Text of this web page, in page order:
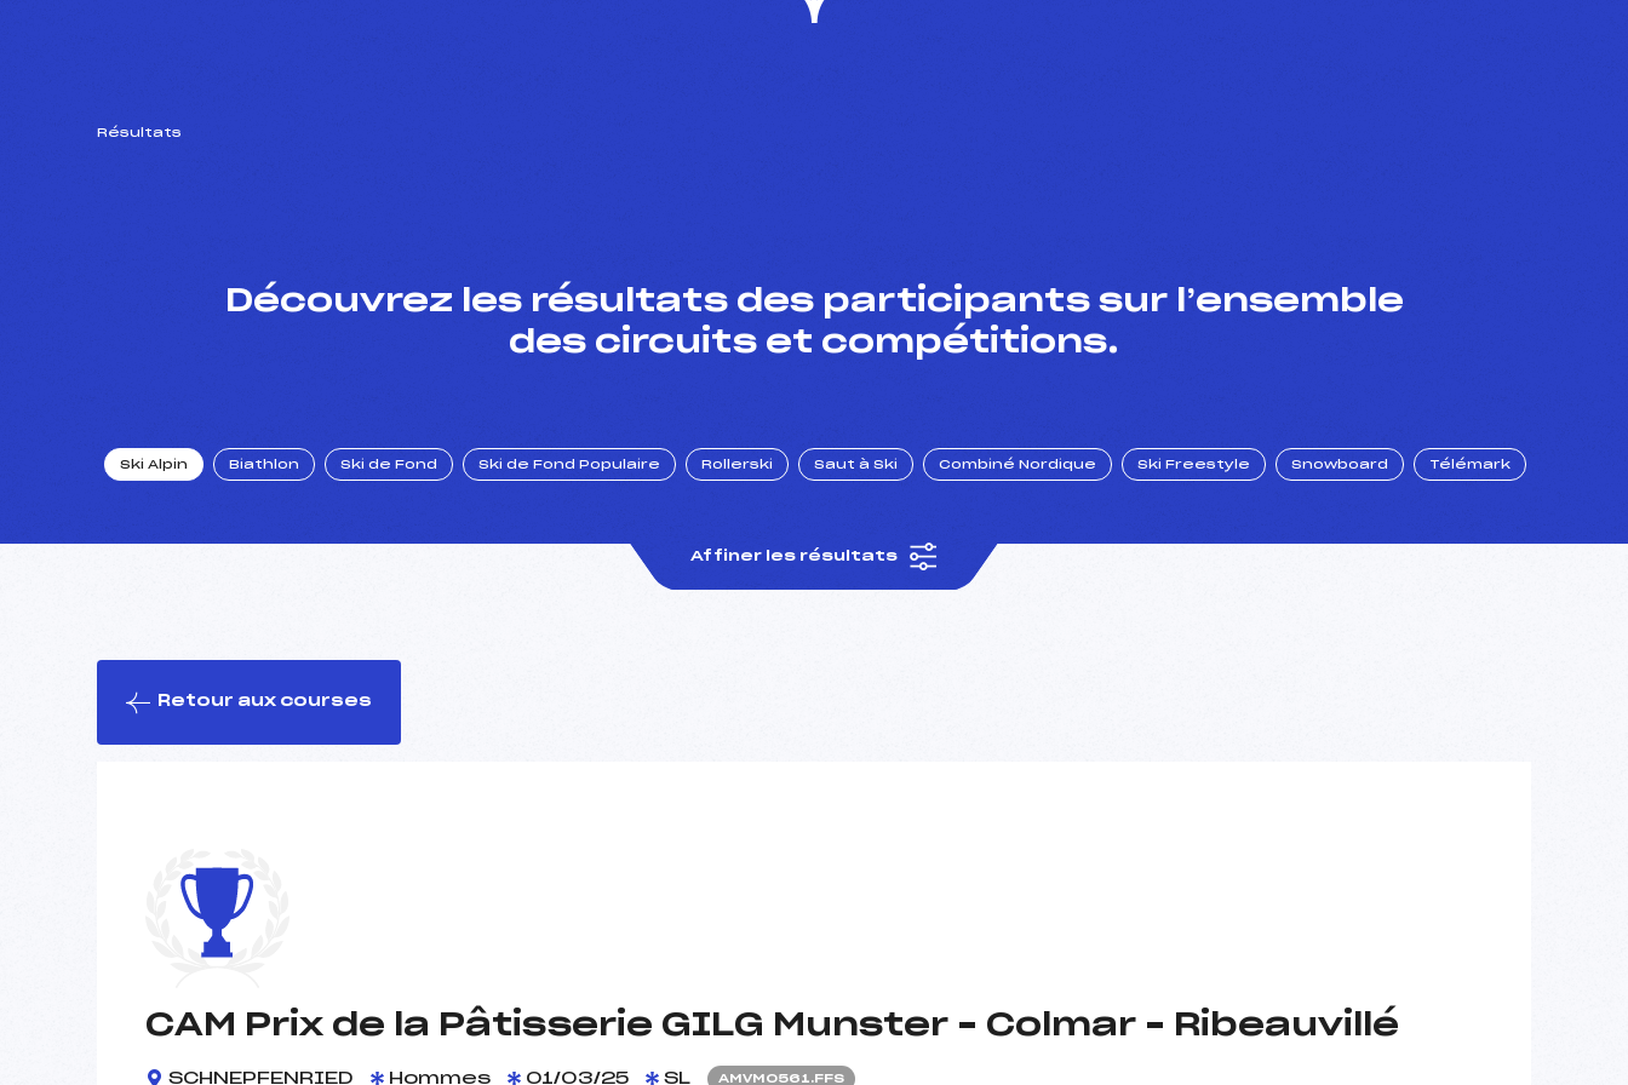
Résultats
Découvrez les résultats des participants sur l’ensemble
des circuits et compétitions.
Ski Alpin Biathlon Ski de Fond Ski de Fond Populaire Rollerski Saut à Ski Combiné Nordique Ski Freestyle Snowboard Télémark
Affiner les résultats
Retour aux courses
CAM Prix de la Pâtisserie GILG Munster – Colmar – Ribeauvillé
SCHNEPFENRIED Hommes 01/03/25 SL AMVM0561.FFS